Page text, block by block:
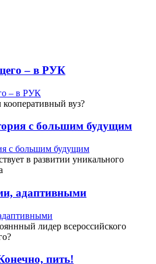
– в РУК
вуз?
с большим будущим
в развитии уникального
адаптивными
лидер всероссийского
пить!